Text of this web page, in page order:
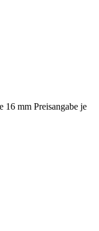
16 mm Preisangabe je